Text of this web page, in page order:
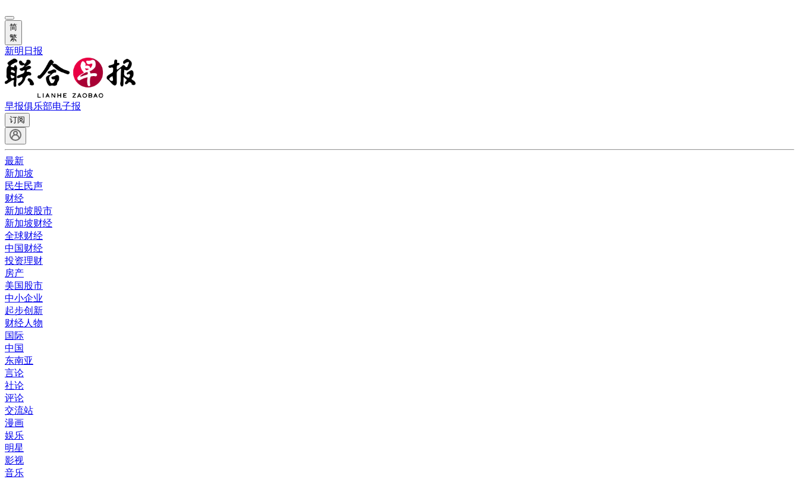
简
繁
新明日报
早报俱乐部电子报
订阅
最新
新加坡
民生民声
财经
新加坡股市
新加坡财经
全球财经
中国财经
投资理财
房产
美国股市
中小企业
起步创新
财经人物
国际
中国
东南亚
言论
社论
评论
交流站
漫画
娱乐
明星
影视
音乐